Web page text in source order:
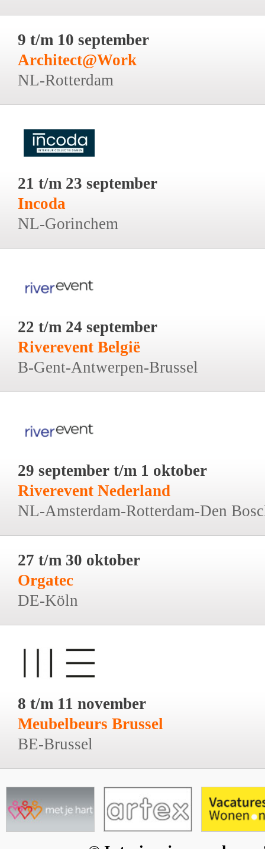
9 t/m 10 september
Architect@Work
NL-Rotterdam
21 t/m 23 september
Incoda
NL-Gorinchem
22 t/m 24 september
Riverevent België
B-Gent-Antwerpen-Brussel
29 september t/m 1 oktober
Riverevent Nederland
NL-Amsterdam-Rotterdam-Den
27 t/m 30 oktober
Orgatec
DE-Köln
8 t/m 11 november
Meubelbeurs Brussel
BE-Brussel